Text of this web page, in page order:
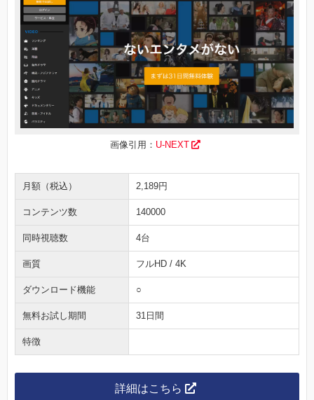
画像引用： U-NEXT
月額（税込） 2,189円
コンテンツ数 140000
同時視聴数 4台
画質 フルHD / 4K
ダウンロード機能 ○
無料お試し期間 31日間
特徴
詳細はこちら